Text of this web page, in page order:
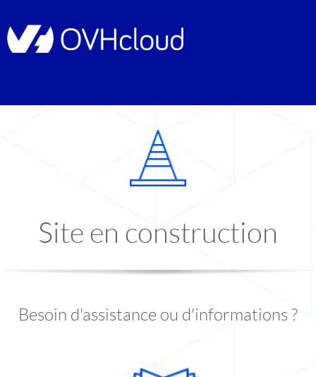
Site en construction
Besoin d'assistance ou d'informations ?